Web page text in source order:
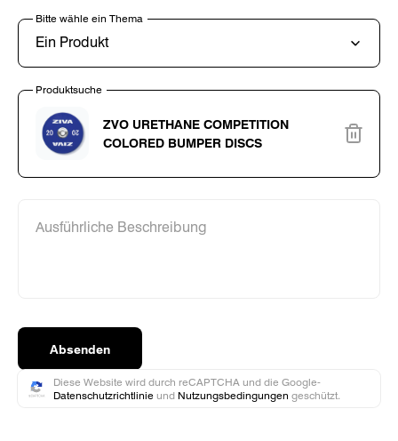
Ein Produkt
Bitte wähle ein Thema
Bitte wähle ein Thema
ZVO URETHANE COMPETITION
COLORED BUMPER DISCS
Produktsuche
Produktsuche
Ausführliche Beschreibung
Absenden
Diese Website wird durch reCAPTCHA und die Google-
Datenschutzrichtlinie und Nutzungsbedingungen geschützt.